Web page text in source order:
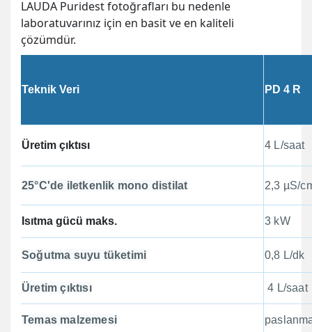
LAUDA Puridest fotoğrafları bu nedenle
laboratuvarınız için en basit ve en kaliteli
çözümdür.
Teknik Veri PD 4 R
Üretim çıktısı 4 L/saat
25°C'de iletkenlik mono distilat 2,3 µS/
Isıtma gücü maks. 3 kW
Soğutma suyu tüketimi 0,8 L/dk
Üretim çıktısı 4 L/saat
Temas malzemesi